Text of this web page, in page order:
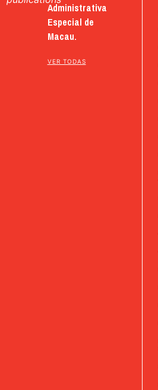
Administrativa
Especial de
Macau.
VER TODAS